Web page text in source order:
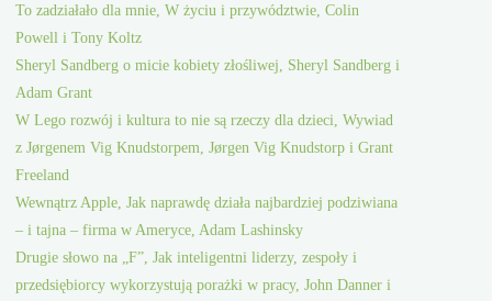
To zadziałało dla mnie, W życiu i przywództwie, Colin
Powell i Tony Koltz
Sheryl Sandberg o micie kobiety złośliwej, Sheryl Sandberg i
Adam Grant
W Lego rozwój i kultura to nie są rzeczy dla dzieci, Wywiad
z Jørgenem Vig Knudstorpem, Jørgen Vig Knudstorp i Grant
Freeland
Wewnątrz Apple, Jak naprawdę działa najbardziej podziwiana
– i tajna – firma w Ameryce, Adam Lashinsky
Drugie słowo na „F”, Jak inteligentni liderzy, zespoły i
przedsiębiorcy wykorzystują porażki w pracy, John Danner i